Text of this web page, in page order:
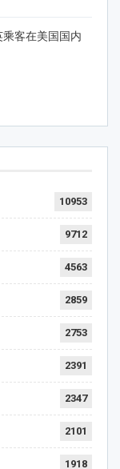
客在美国国内
10953
9712
4563
2859
2753
2391
2347
2101
1918